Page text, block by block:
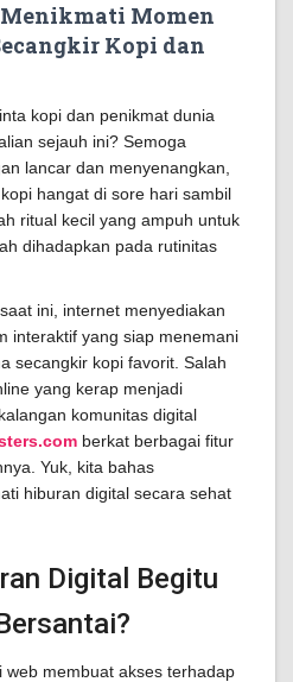
Momen
Kopi dan
kopi dan penikmat dunia
sejauh ini? Semoga
lancar dan menyenangkan,
hangat di sore hari sambil
ritual kecil yang ampuh untuk
dihadapkan pada rutinitas
ini, internet menyediakan
interaktif yang siap menemani
secangkir kopi favorit. Salah
yang kerap menjadi
komunitas digital
berkat berbagai fitur
Yuk, kita bahas
hiburan digital secara sehat
Digital Begitu
web membuat akses terhadap